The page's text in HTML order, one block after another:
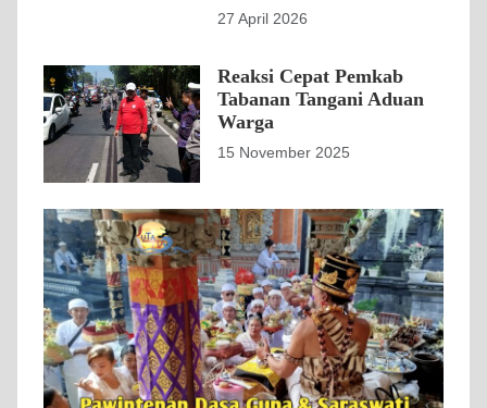
27 April 2026
Reaksi Cepat Pemkab
Tabanan Tangani Aduan
Warga
15 November 2025